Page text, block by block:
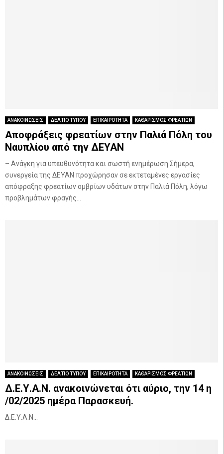
ΑΝΑΚΟΙΝΩΣΕΙΣ ΔΕΛΤΙΟ ΤΥΠΟΥ ΕΠΙΚΑΙΡΟΤΗΤΑ ΚΑΘΑΡΙΣΜΟΣ ΦΡΕΑΤΙΩΝ
Αποφράξεις φρεατίων στην Παλιά Πόλη του
Ναυπλίου από την ΔΕΥΑΝ
– Ανάγκη για υπευθυνότητα και σωστή ενημέρωση Σήμερα,
συνεργεία της ΔΕΥΑΝ προχώρησαν σε εκτεταμένες εργασίες
απόφραξης φρεατίων ομβρίων υδάτων στην Παλιά Πόλη, λόγω
προβλημάτων φραγής...
ΑΝΑΚΟΙΝΩΣΕΙΣ ΔΕΛΤΙΟ ΤΥΠΟΥ ΕΠΙΚΑΙΡΟΤΗΤΑ ΚΑΘΑΡΙΣΜΟΣ ΦΡΕΑΤΙΩΝ
Δ.Ε.Υ.Α.Ν. ανακοινώνεται ότι αύριο, την 14 η
/02/2025 ημέρα Παρασκευή.
Δ.Ε.Υ.Α.Ν...